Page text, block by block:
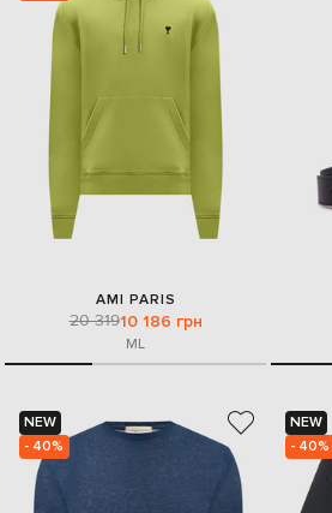
AMI PARIS
20 31910 186 грн
ML
NEW
- 40%
NEW
- 40%